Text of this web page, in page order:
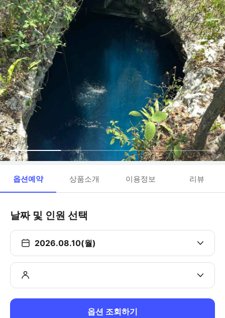
옵션예약 상품소개 이용정보 리뷰
날짜 및 인원 선택
2026.08.10(월)
옵션 조회하기